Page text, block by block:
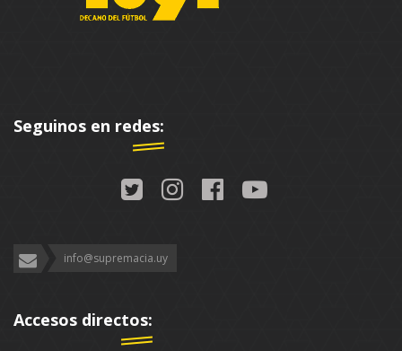
Seguinos en redes:
info@supremacia.uy
Accesos directos: